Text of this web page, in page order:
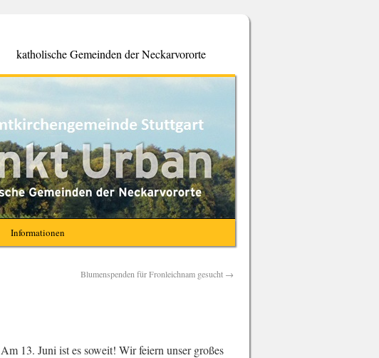
katholische Gemeinden der Neckarvororte
Informationen
Blumenspenden für Fronleichnam gesucht →
Am 13. Juni ist es soweit! Wir feiern unser großes